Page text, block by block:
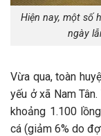
Hiện nay, một số
ngày
Vừa qua, toàn
yếu ở xã Nam
khoảng 1.100
cá (giảm 6% do